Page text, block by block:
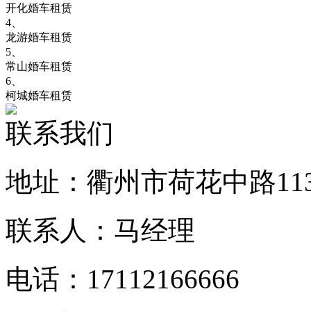
开化婚车租赁
4、
龙游婚车租赁
5、
常山婚车租赁
6、
柯城婚车租赁
联系我们
地址：衢州市荷花中路
联系人：马经理
电话：17112166666